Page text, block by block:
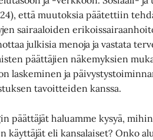
että muutoksia päätettiin
sairaaloiden
julkisia menoja ja vastata
päättäjien näkemyksien
laskeminen ja
tavoitteiden kanssa.
päättäjät haluamme kysyä,
käyttäjät eli kansalaiset? Onko